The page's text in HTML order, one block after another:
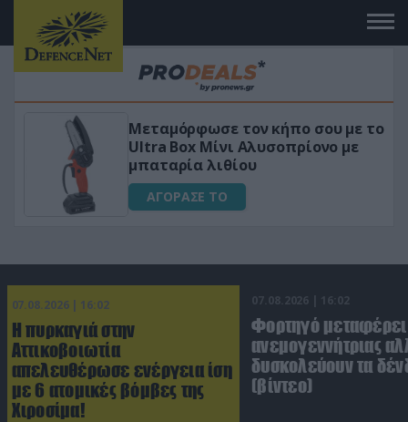
Μεταμόρφωσε τον κήπο σου με το
Ultra Box Μίνι Αλυσοπρίονο με
μπαταρία λιθίου
ΑΓΟΡΑΣΕ ΤΟ
07.08.2026 | 16:02
Η πυρκαγιά στην
Αττικοβοιωτία
απελευθέρωσε ενέργεια ίση
με 6 ατομικές βόμβες της
Χιροσίμα!
07.08.2026 | 16:02
Φορτηγό μεταφέρει
ανεμογεννήτριας
δυσκολεύουν τα
(βίντεο)